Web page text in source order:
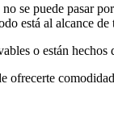
se puede pasar
está al alcance de
o están
ofrecerte